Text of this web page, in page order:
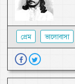
প্রেম ভালোবাসা